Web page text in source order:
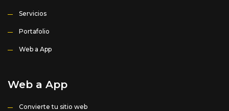
Servicios
Portafolio
Web a App
Web a App
Convierte tu sitio web